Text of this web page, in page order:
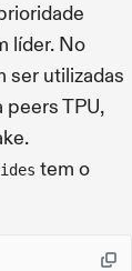
líder. No
ser utilizadas
TPU,
tem o